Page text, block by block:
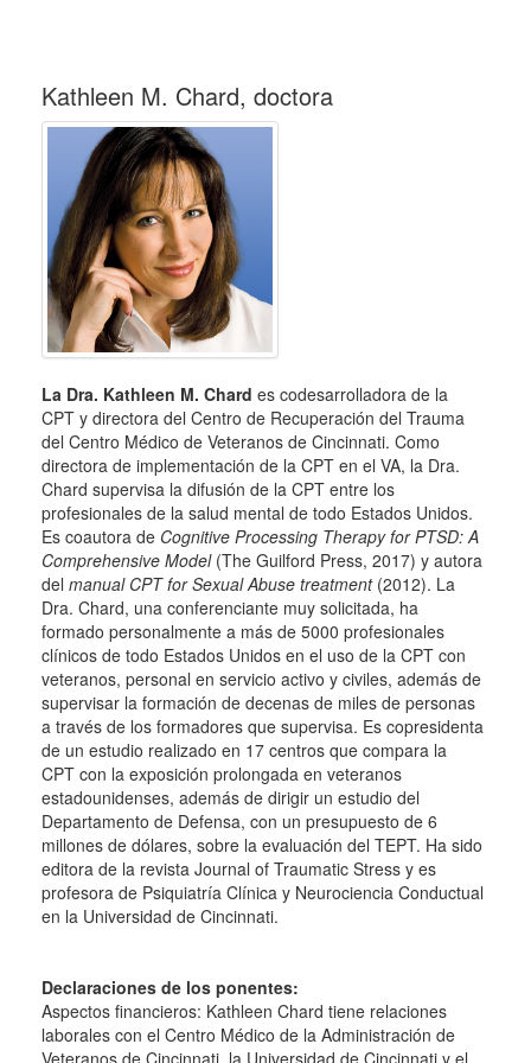
Kathleen M. Chard, doctora
La Dra. Kathleen M. Chard es codesarrolladora de la
CPT y directora del Centro de Recuperación del Trauma
del Centro Médico de Veteranos de Cincinnati. Como
directora de implementación de la CPT en el VA, la Dra.
Chard supervisa la difusión de la CPT entre los
profesionales de la salud mental de todo Estados Unidos.
Es coautora de Cognitive Processing Therapy for PTSD: A
Comprehensive Model(The Guilford Press, 2017) y autora
del manual CPT for Sexual Abuse treatment(2012). La
Dra. Chard, una conferenciante muy solicitada, ha
formado personalmente a más de 5000 profesionales
clínicos de todo Estados Unidos en el uso de la CPT con
veteranos, personal en servicio activo y civiles, además de
supervisar la formación de decenas de miles de personas
a través de los formadores que supervisa. Es copresidenta
de un estudio realizado en 17 centros que compara la
CPT con la exposición prolongada en veteranos
estadounidenses, además de dirigir un estudio del
Departamento de Defensa, con un presupuesto de 6
millones de dólares, sobre la evaluación del TEPT. Ha sido
editora de la revista Journal of Traumatic Stress y es
profesora de Psiquiatría Clínica y Neurociencia Conductual
en la Universidad de Cincinnati.
Declaraciones de los ponentes:
Aspectos financieros: Kathleen Chard tiene relaciones
laborales con el Centro Médico de la Administración de
Veteranos de Cincinnati, la Universidad de Cincinnati y el